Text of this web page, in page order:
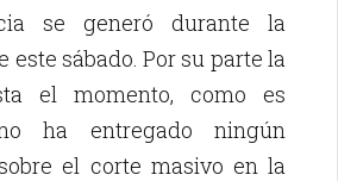
se generó durante la
este sábado. Por su parte la
el momento, como es
ha entregado ningún
el corte masivo en la